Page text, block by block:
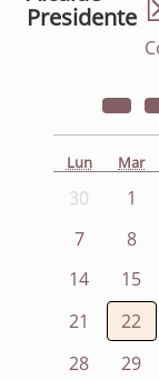
Presidente
Lun Mar
30 1
7
8
14
15
21
22
28
29